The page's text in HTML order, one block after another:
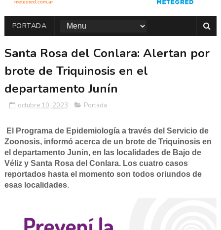
PORTADA
Santa Rosa del Conlara: Alertan por
brote de Triquinosis en el
departamento Junín
octubre 10, 2023 Portada
El Programa de Epidemiología a través del Servicio de
Zoonosis, informó acerca de un brote de Triquinosis en
el departamento Junín, en las localidades de Bajo de
Véliz y Santa Rosa del Conlara. Los cuatro casos
reportados hasta el momento son todos oriundos de
esas localidades.